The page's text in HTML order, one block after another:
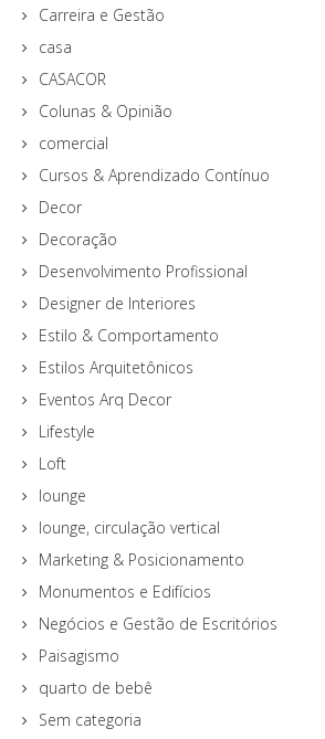
Carreira e Gestão
casa
CASACOR
Colunas & Opinião
comercial
Cursos & Aprendizado Contínuo
Decor
Decoração
Desenvolvimento Profissional
Designer de Interiores
Estilo & Comportamento
Estilos Arquitetônicos
Eventos Arq Decor
Lifestyle
Loft
lounge
lounge, circulação vertical
Marketing & Posicionamento
Monumentos e Edifícios
Negócios e Gestão de Escritórios
Paisagismo
quarto de bebê
Sem categoria